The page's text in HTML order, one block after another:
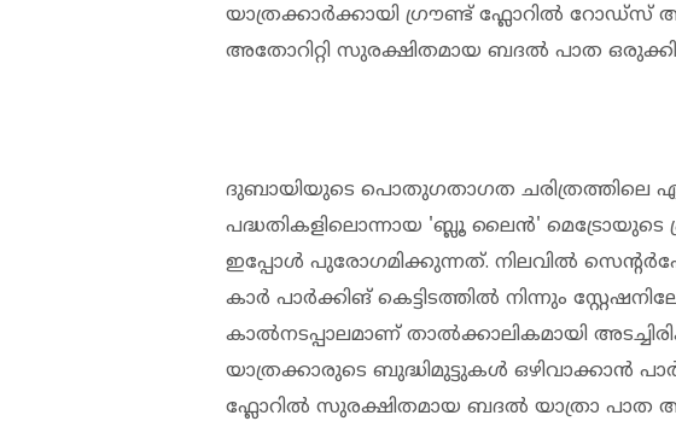
യാത്രക്കാർക്കായി ഗ്രൗണ്ട് ഫ്ലോറിൽ റോഡ്‌സ്
അതോറിറ്റി സുരക്ഷിതമായ ബദൽ പാത
ദുബായിയുടെ പൊതുഗതാഗത ചരിത്രത്തിലെ
പദ്ധതികളിലൊന്നായ 'ബ്ലൂ ലൈൻ' മെട്രോയുടെ
ഇപ്പോൾ പുരോഗമിക്കുന്നത്. നിലവിൽ
കാർ പാർക്കിങ് കെട്ടിടത്തിൽ നിന്നും
കാൽനടപ്പാലമാണ് താൽക്കാലികമായി
യാത്രക്കാരുടെ ബുദ്ധിമുട്ടുകൾ ഒഴിവാക്കാൻ
ഫ്ലോറിൽ സുരക്ഷിതമായ ബദൽ യാത്രാ പാത